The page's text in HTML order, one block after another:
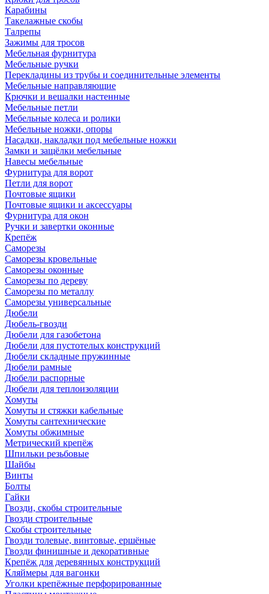
Карабины
Такелажные скобы
Талрепы
Зажимы для тросов
Мебельная фурнитура
Мебельные ручки
Перекладины из трубы и соединительные элементы
Мебельные направляющие
Крючки и вешалки настенные
Мебельные петли
Мебельные колеса и ролики
Мебельные ножки, опоры
Насадки, накладки под мебельные ножки
Замки и защёлки мебельные
Навесы мебельные
Фурнитура для ворот
Петли для ворот
Почтовые ящики
Почтовые ящики и аксессуары
Фурнитура для окон
Ручки и завертки оконные
Крепёж
Саморезы
Саморезы кровельные
Саморезы оконные
Саморезы по дереву
Саморезы по металлу
Саморезы универсальные
Дюбели
Дюбель-гвозди
Дюбели для газобетона
Дюбели для пустотелых конструкций
Дюбели складные пружинные
Дюбели рамные
Дюбели распорные
Дюбели для теплоизоляции
Хомуты
Хомуты и стяжки кабельные
Хомуты сантехнические
Хомуты обжимные
Метрический крепёж
Шпильки резьбовые
Шайбы
Винты
Болты
Гайки
Гвозди, скобы строительные
Гвозди строительные
Скобы строительные
Гвозди толевые, винтовые, ершёные
Гвозди финишные и декоративные
Крепёж для деревянных конструкций
Кляймеры для вагонки
Уголки крепёжные перфорированные